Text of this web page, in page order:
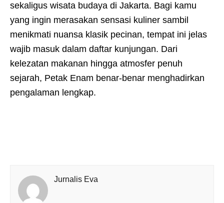
sekaligus wisata budaya di Jakarta. Bagi kamu
yang ingin merasakan sensasi kuliner sambil
menikmati nuansa klasik pecinan, tempat ini jelas
wajib masuk dalam daftar kunjungan. Dari
kelezatan makanan hingga atmosfer penuh
sejarah, Petak Enam benar-benar menghadirkan
pengalaman lengkap.
Jurnalis Eva